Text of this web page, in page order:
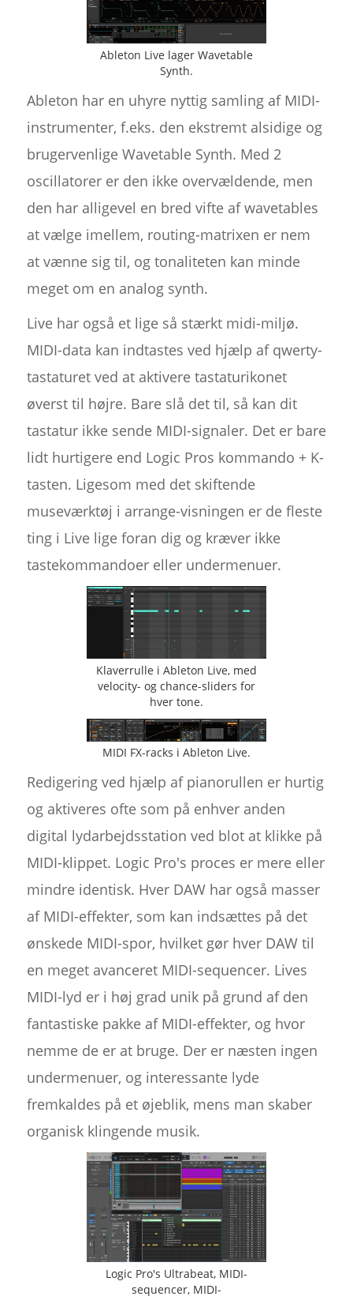
Ableton Live lager Wavetable
Synth.
Ableton har en uhyre nyttig samling af MIDI-
instrumenter, f.eks. den ekstremt alsidige og
brugervenlige Wavetable Synth. Med 2
oscillatorer er den ikke overvældende, men
den har alligevel en bred vifte af wavetables
at vælge imellem, routing-matrixen er nem
at vænne sig til, og tonaliteten kan minde
meget om en analog synth.
Live har også et lige så stærkt midi-miljø.
MIDI-data kan indtastes ved hjælp af qwerty-
tastaturet ved at aktivere tastaturikonet
øverst til højre. Bare slå det til, så kan dit
tastatur ikke sende MIDI-signaler. Det er bare
lidt hurtigere end Logic Pros kommando + K-
tasten. Ligesom med det skiftende
museværktøj i arrange-visningen er de fleste
ting i Live lige foran dig og kræver ikke
tastekommandoer eller undermenuer.
Klaverrulle i Ableton Live, med
velocity- og chance-sliders for
hver tone.
MIDI FX-racks i Ableton Live.
Redigering ved hjælp af pianorullen er hurtig
og aktiveres ofte som på enhver anden
digital lydarbejdsstation ved blot at klikke på
MIDI-klippet. Logic Pro's proces er mere eller
mindre identisk. Hver DAW har også masser
af MIDI-effekter, som kan indsættes på det
ønskede MIDI-spor, hvilket gør hver DAW til
en meget avanceret MIDI-sequencer. Lives
MIDI-lyd er i høj grad unik på grund af den
fantastiske pakke af MIDI-effekter, og hvor
nemme de er at bruge. Der er næsten ingen
undermenuer, og interessante lyde
fremkaldes på et øjeblik, mens man skaber
organisk klingende musik.
Logic Pro's Ultrabeat, MIDI-
sequencer, MIDI-